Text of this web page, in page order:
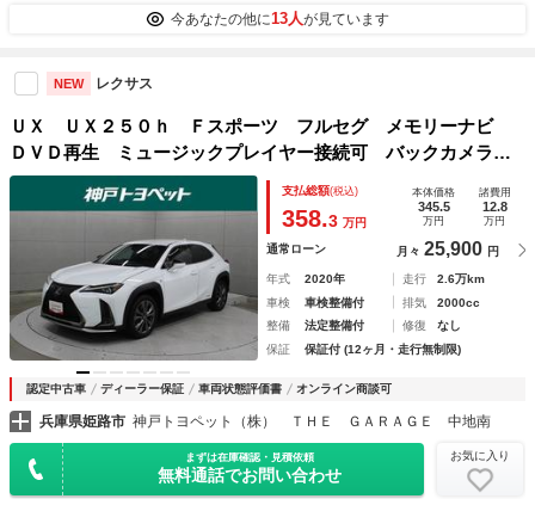
今あなたの他に13人が見ています
NEW レクサス
ＵＸ ＵＸ２５０ｈ Ｆスポーツ フルセグ メモリーナビ
ＤＶＤ再生 ミュージックプレイヤー接続可 バックカメラ
衝突被害軽減システム ＥＴＣ ドラレコ ＬＥＤヘッドラン
プ アイドリングストップ
支払総額(税込)
358.3 万円
本体価格
345.5
万円
諸費用
12.8
万円
通常ローン 月々 25,900 円
年式 2020年 走行
2.6万km
車検
車検整備付 排気
2000cc
整備
法定整備付 修復
なし
保証
保証付 (12ヶ月・走行無制限)
認定中古車 ディーラー保証 車両状態評価書 オンライン商談可
兵庫県姫路市 神戸トヨペット（株） ＴＨＥ ＧＡＲＡＧＥ 中地南
まずは在庫確認・見積依頼
無料通話でお問い合わせ
お気に入り